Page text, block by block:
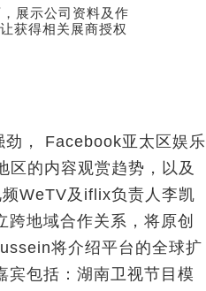
展示公司资料及作
获得相关展商授权
， Facebook亚太区娱乐
的内容观赏趋势，以及
WeTV及iflix负责人李凯
地域合作关系，将原创
将介绍平台的全球扩
宾包括：湖南卫视节目模